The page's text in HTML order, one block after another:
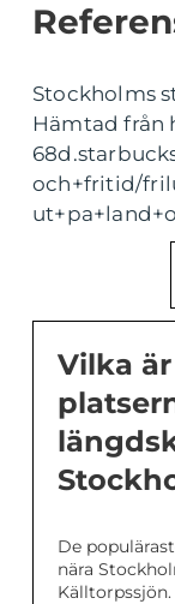
Stockholms
Hämtad från
och+fritid/
Vilka
De
nära
Källtorpssjön.